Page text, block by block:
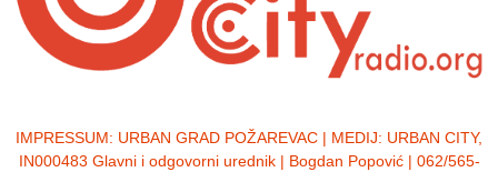
IMPRESSUM: URBAN GRAD POŽAREVAC | MEDIJ: URBAN CITY,
IN000483 Glavni i odgovorni urednik | Bogdan Popović | 062/565-